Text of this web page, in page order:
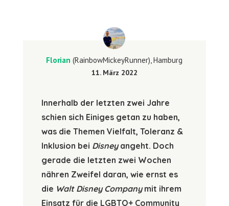
Florian(RainbowMickeyRunner), Hamburg
11. März 2022
Innerhalb der letzten zwei Jahre
schien sich Einiges getan zu haben,
was die Themen Vielfalt, Toleranz &
Inklusion bei Disneyangeht. Doch
gerade die letzten zwei Wochen
nähren Zweifel daran, wie ernst es
die Walt Disney Companymit ihrem
Einsatz für die LGBTQ+ Community